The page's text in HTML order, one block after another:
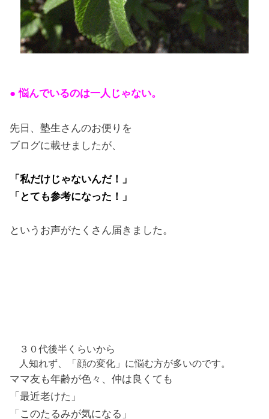
● 悩んでいるのは一人じゃない。
先日、塾生さんのお便りを
ブログに載せましたが、
「私だけじゃないんだ！」
「とても参考になった！」
というお声がたくさん届きました。
３０代後半くらいから
人知れず、「顔の変化」に悩む方が多いのです。
ママ友も年齢が色々、仲は良くても
「最近老けた」
「このたるみが気になる」